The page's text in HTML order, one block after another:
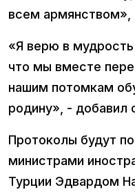
всем армянством»,
«Я верю в
что мы вместе
нашим потомкам
родину», - добавил
Протоколы будут
министрами
Турции Эдвардом